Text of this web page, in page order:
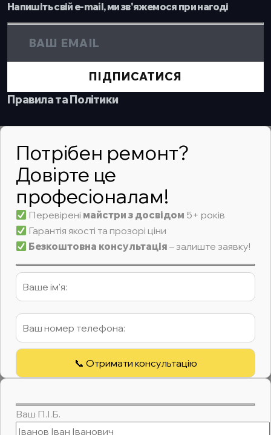
Напишіть свій e-mail, ми зв'яжемося при нагоді
ПІДПИСАТИСЯ
Правила та Політики
Потрібен ремонт?
Довірте це
професіоналам!
Перевірені майстри з досвідом 5+ років
Гарантія якості та прозорі ціни
Безкоштовна консультація – залиште заявку!
Ваш П.І.Б.